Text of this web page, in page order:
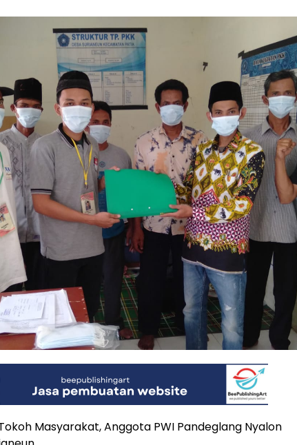
Masyarakat, Anggota PWI Pandeglang Nyalon